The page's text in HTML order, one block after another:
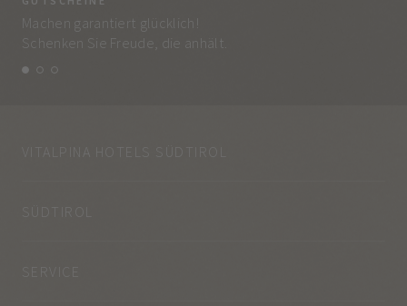
Machen garantiert glücklich!
Schenken Sie Freude, die anhält.
VITALPINA HOTELS SÜDTIROL
SÜDTIROL